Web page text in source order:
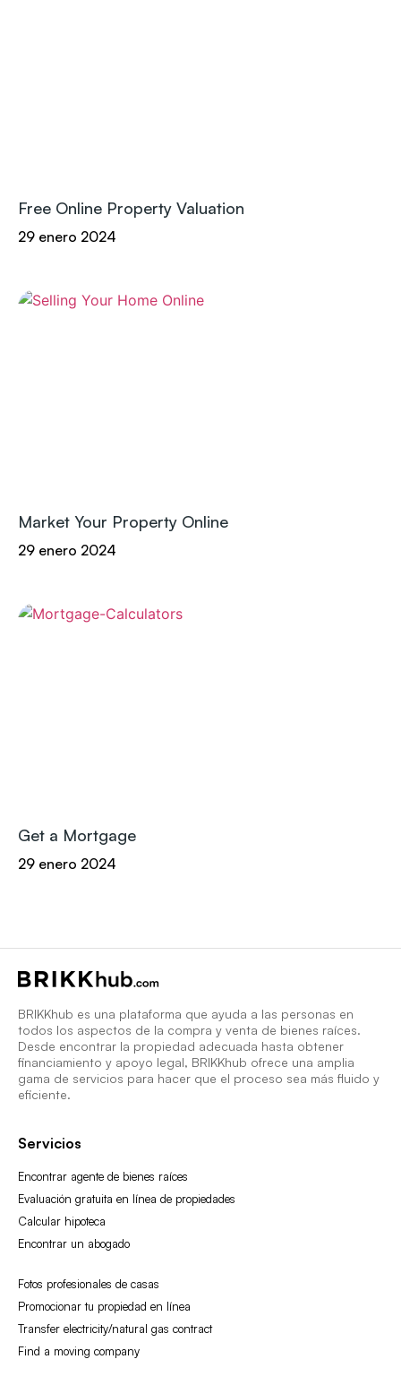
Free Online Property Valuation
29 enero 2024
Market Your Property Online
29 enero 2024
Get a Mortgage
29 enero 2024
BRIKKhub es una plataforma que ayuda a las personas en
todos los aspectos de la compra y venta de bienes raíces.
Desde encontrar la propiedad adecuada hasta obtener
financiamiento y apoyo legal, BRIKKhub ofrece una amplia
gama de servicios para hacer que el proceso sea más fluido y
eficiente.
Servicios
Encontrar agente de bienes raíces
Evaluación gratuita en línea de propiedades
Calcular hipoteca
Encontrar un abogado
Fotos profesionales de casas
Promocionar tu propiedad en línea
Transfer electricity/natural gas contract
Find a moving company